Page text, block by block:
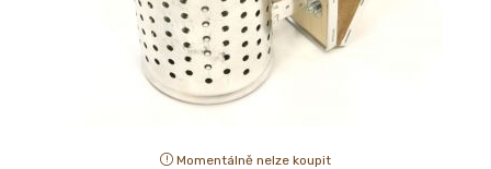
Momentálně nelze koupit